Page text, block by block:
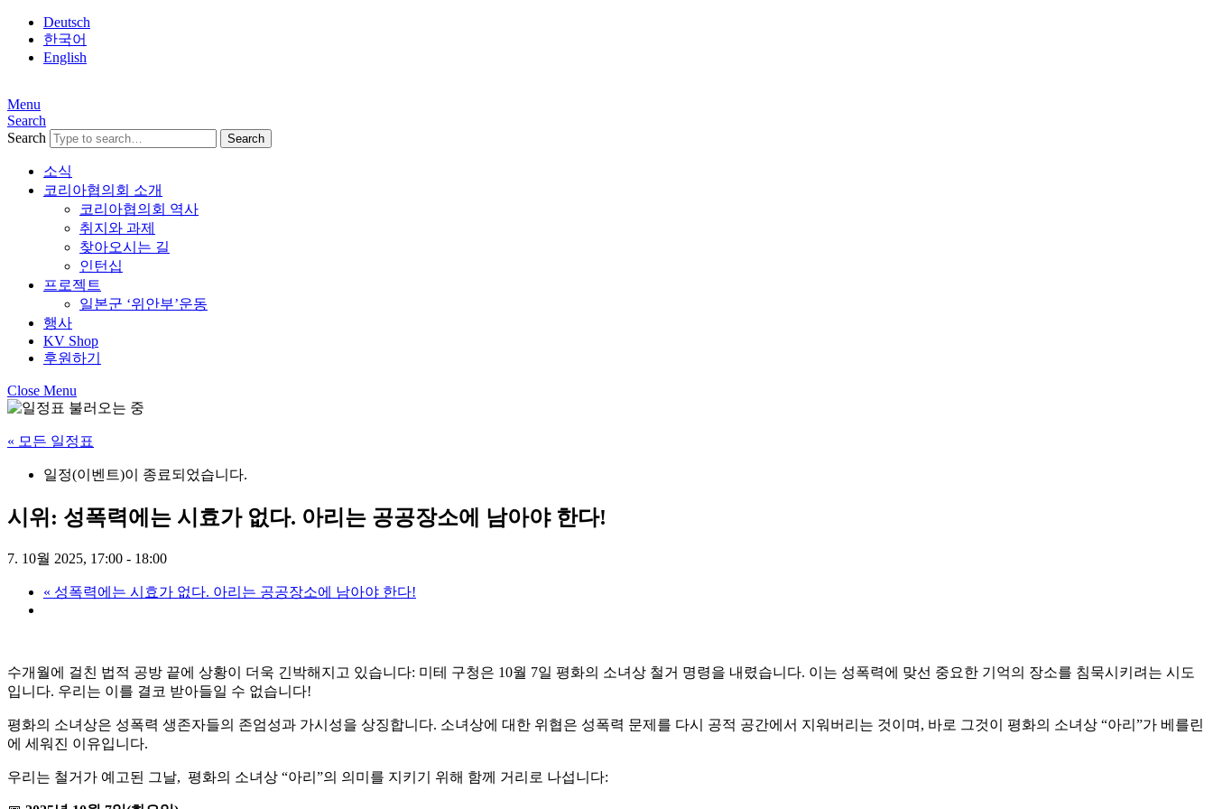
Deutsch
한국어
English
Menu
Search
Search
소식
코리아협의회 소개
코리아협의회 역사
취지와 과제
찾아오시는 길
인턴십
프로젝트
일본군 ‘위안부’운동
행사
KV Shop
후원하기
Close Menu
« 모든 일정표
일정(이벤트)이 종료되었습니다.
시위: 성폭력에는 시효가 없다. 아리는 공공장소에 남아야 한다!
7. 10월 2025, 17:00 - 18:00
« 성폭력에는 시효가 없다. 아리는 공공장소에 남아야 한다!
수개월에 걸친 법적 공방 끝에 상황이 더욱 긴박해지고 있습니다: 미테 구청은 10월 7일 평화의 소녀상 철거 명령을 내렸습니다. 이는 성폭력에 맞선 중요한 기억의 장소를 침묵시키려는 시도
입니다. 우리는 이를 결코 받아들일 수 없습니다!
평화의 소녀상은 성폭력 생존자들의 존엄성과 가시성을 상징합니다. 소녀상에 대한 위협은 성폭력 문제를 다시 공적 공간에서 지워버리는 것이며, 바로 그것이 평화의 소녀상 “아리”가 베를린
에 세워진 이유입니다.
우리는 철거가 예고된 그날, 평화의 소녀상 “아리”의 의미를 지키기 위해 함께 거리로 나섭니다: